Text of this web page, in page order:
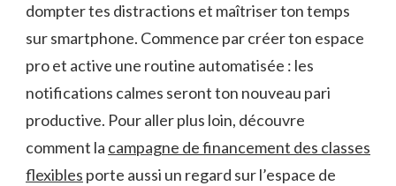
dompter tes distractions et maîtriser ton temps
sur smartphone. Commence par créer ton espace
pro et active une routine automatisée : les
notifications calmes seront ton nouveau pari
productive. Pour aller plus loin, découvre
comment la campagne de financement des classes
flexibles porte aussi un regard sur l’espace de